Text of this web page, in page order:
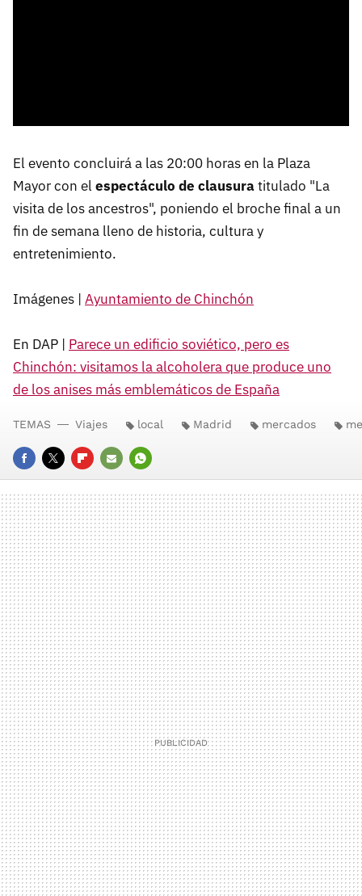
El evento concluirá a las 20:00 horas en la Plaza
Mayor con el espectáculo de clausuratitulado "La
visita de los ancestros", poniendo el broche final a un
fin de semana lleno de historia, cultura y
entretenimiento.
Imágenes | Ayuntamiento de Chinchón
En DAP | Parece un edificio soviético, pero es
Chinchón: visitamos la alcoholera que produce uno
de los anises más emblemáticos de España
FACEBOOK
TWITTERFLIPBOARD
E-
MAIL
WHATSAPP
TEMAS Viajes local Madrid mercados